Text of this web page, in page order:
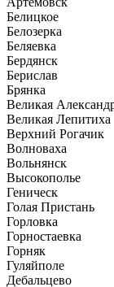
Белицкое
Белозерка
Беляевка
Бердянск
Берислав
Брянка
Великая
Великая Лепитиха
Верхний Рогачик
Волноваха
Вольнянск
Высокополье
Геническ
Голая Пристань
Горловка
Горностаевка
Горняк
Гуляйполе
Дебальцево